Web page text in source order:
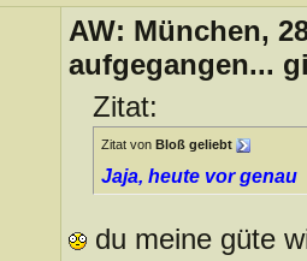
AW: München,
aufgegangen...
Zitat:
Zitat von Bloß geliebt
Jaja, heute vor genau
du meine güte